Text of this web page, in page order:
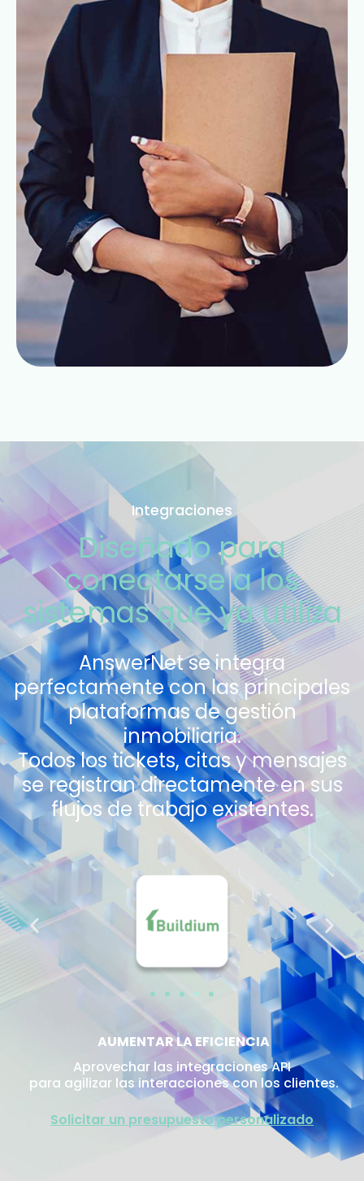
Integraciones
Diseñado para
conectarse a los
sistemas que ya utiliza
AnswerNet se integra
perfectamente con las principales
plataformas de gestión
inmobiliaria.
Todos los tickets, citas y mensajes
se registran directamente en sus
flujos de trabajo existentes.
AUMENTAR LA EFICIENCIA
Aprovechar las integraciones API
para agilizar las interacciones con los clientes.
Solicitar un presupuesto personalizado